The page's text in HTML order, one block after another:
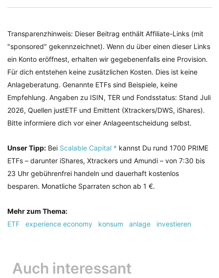
Transparenzhinweis: Dieser Beitrag enthält Affiliate-Links (mit
"sponsored" gekennzeichnet). Wenn du über einen dieser Links
ein Konto eröffnest, erhalten wir gegebenenfalls eine Provision.
Für dich entstehen keine zusätzlichen Kosten. Dies ist keine
Anlageberatung. Genannte ETFs sind Beispiele, keine
Empfehlung. Angaben zu ISIN, TER und Fondsstatus: Stand Juli
2026, Quellen justETF und Emittent (Xtrackers/DWS, iShares).
Bitte informiere dich vor einer Anlageentscheidung selbst.
Unser Tipp: Bei Scalable Capital * kannst Du rund 1700 PRIME
ETFs – darunter iShares, Xtrackers und Amundi – von 7:30 bis
23 Uhr gebührenfrei handeln und dauerhaft kostenlos
besparen. Monatliche Sparraten schon ab 1 €.
Mehr zum Thema:
ETF
experience economy konsum anlage investieren
Auch interessant